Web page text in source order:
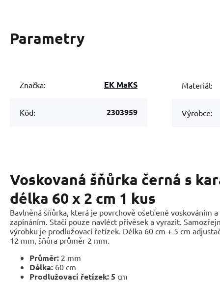
Parametry
Značka: EK MaKS
Kód: 2303959
Materiál:
Výrobce:
Voskovaná šňůrka černá s
délka 60 x 2 cm 1 kus
Bavlněná šňůrka, která je povrchově ošetřené voskováním
zapínáním. Stačí pouze navléct přívěsek a vyrazit.
výrobku je prodlužovací řetízek. Délka 60 cm + 5 cm
12 mm, šňůra průměr 2 mm.
Průměr: 2 mm
Délka: 60 cm
Prodlužovací řetízek:5 cm